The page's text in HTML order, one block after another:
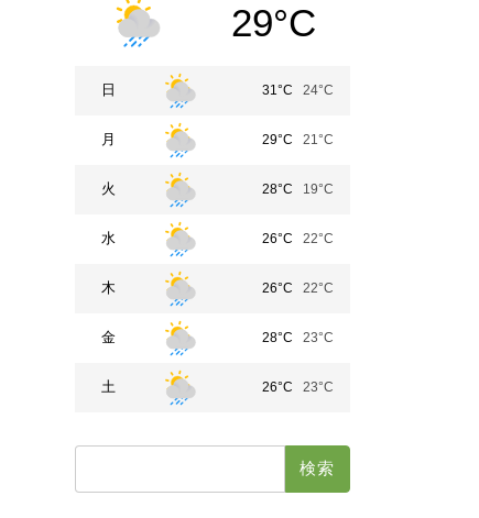
29°C
日 31°C 24°C
月 29°C 21°C
火 28°C 19°C
水 26°C 22°C
木 26°C 22°C
金 28°C 23°C
土 26°C 23°C